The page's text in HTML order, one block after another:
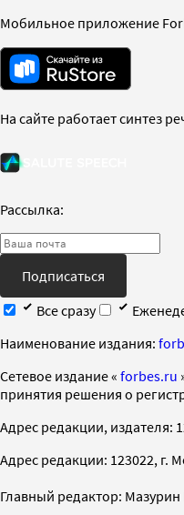
Мобильное приложение
На сайте работает синтез
Рассылка:
Подписаться
Все сразу
Наименование издания:
Cетевое издание « forbes.ru
принятия решения о
Адрес редакции, издателя:
Адрес редакции: 123022, г.
Главный редактор: